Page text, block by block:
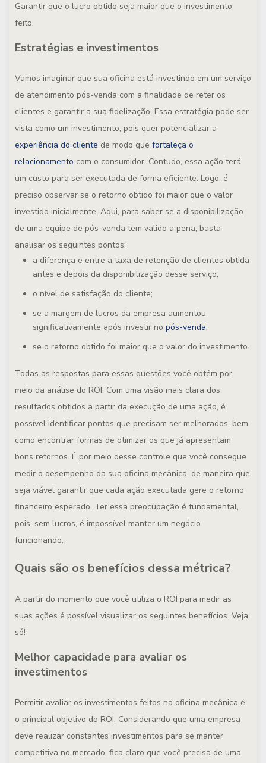
Garantir que o lucro obtido seja maior que o investimento
feito.
Estratégias e investimentos
Vamos imaginar que sua oficina está investindo em um serviço
de atendimento pós-venda com a finalidade de reter os
clientes e garantir a sua fidelização. Essa estratégia pode ser
vista como um investimento, pois quer potencializar a
experiência do cliente de modo que fortaleça o
relacionamento com o consumidor. Contudo, essa ação terá
um custo para ser executada de forma eficiente. Logo, é
preciso observar se o retorno obtido foi maior que o valor
investido inicialmente. Aqui, para saber se a disponibilização
de uma equipe de pós-venda tem valido a pena, basta
analisar os seguintes pontos:
a diferença e entre a taxa de retenção de clientes obtida
antes e depois da disponibilização desse serviço;
o nível de satisfação do cliente;
se a margem de lucros da empresa aumentou
significativamente após investir no pós-venda;
se o retorno obtido foi maior que o valor do investimento.
Todas as respostas para essas questões você obtém por
meio da análise do ROI. Com uma visão mais clara dos
resultados obtidos a partir da execução de uma ação, é
possível identificar pontos que precisam ser melhorados, bem
como encontrar formas de otimizar os que já apresentam
bons retornos. É por meio desse controle que você consegue
medir o desempenho da sua oficina mecânica, de maneira que
seja viável garantir que cada ação executada gere o retorno
financeiro esperado. Ter essa preocupação é fundamental,
pois, sem lucros, é impossível manter um negócio
funcionando.
Quais são os benefícios dessa métrica?
A partir do momento que você utiliza o ROI para medir as
suas ações é possível visualizar os seguintes benefícios. Veja
só!
Melhor capacidade para avaliar os
investimentos
Permitir avaliar os investimentos feitos na oficina mecânica é
o principal objetivo do ROI. Considerando que uma empresa
deve realizar constantes investimentos para se manter
competitiva no mercado, fica claro que você precisa de uma